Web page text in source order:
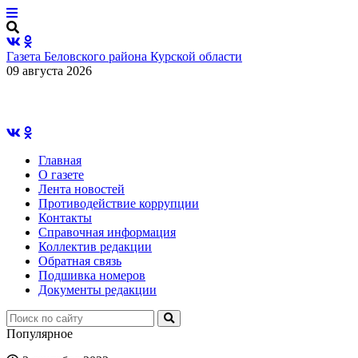
Газета Беловского района Курской области
09 августа 2026
Главная
О газете
Лента новостей
Противодействие коррупции
Контакты
Справочная информация
Коллектив редакции
Обратная связь
Подшивка номеров
Документы редакции
Популярное